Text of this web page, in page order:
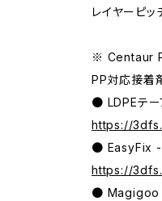
レイヤーピッ
※ Centaur
PP対応接着
● LDPEテー
https://
● EasyFix -
https://
● Magigoo